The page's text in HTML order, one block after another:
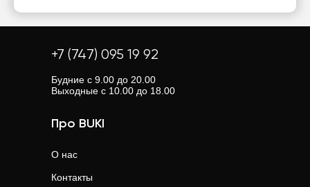
+7 (747) 095 19 92
Будние с 9.00 до 20.00
Выходные с 10.00 до 18.00
Про BUKI
О нас
Контакты